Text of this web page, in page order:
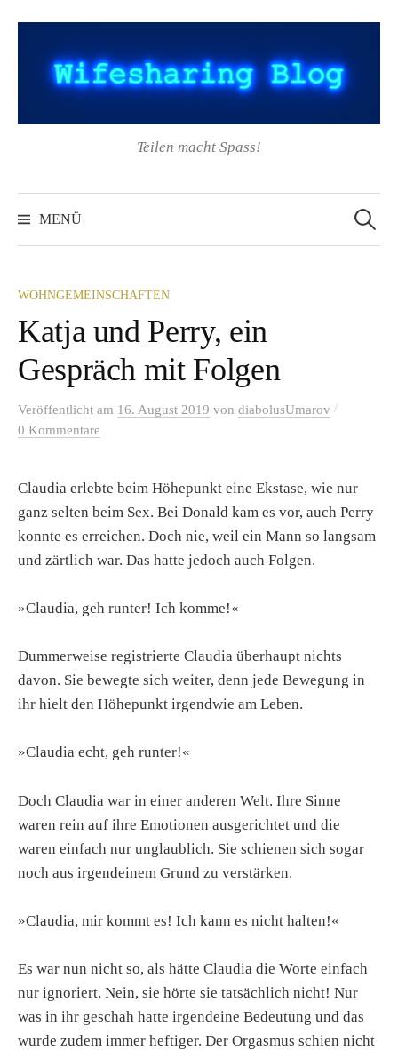
Inhalt
Teilen macht Spass!
MENÜ
nach:
WOHNGEMEINSCHAFTEN
Katja und Perry, ein
Gespräch mit Folgen
Veröffentlicht am 16. August 2019 von diabolusUmarov /
0 Kommentare
Claudia erlebte beim Höhepunkt eine Ekstase, wie nur
ganz selten beim Sex. Bei Donald kam es vor, auch Perry
konnte es erreichen. Doch nie, weil ein Mann so langsam
und zärtlich war. Das hatte jedoch auch Folgen.
»Claudia, geh runter! Ich komme!«
Dummerweise registrierte Claudia überhaupt nichts
davon. Sie bewegte sich weiter, denn jede Bewegung in
ihr hielt den Höhepunkt irgendwie am Leben.
»Claudia echt, geh runter!«
Doch Claudia war in einer anderen Welt. Ihre Sinne
waren rein auf ihre Emotionen ausgerichtet und die
waren einfach nur unglaublich. Sie schienen sich sogar
noch aus irgendeinem Grund zu verstärken.
»Claudia, mir kommt es! Ich kann es nicht halten!«
Es war nun nicht so, als hätte Claudia die Worte einfach
nur ignoriert. Nein, sie hörte sie tatsächlich nicht! Nur
was in ihr geschah hatte irgendeine Bedeutung und das
wurde zudem immer heftiger. Der Orgasmus schien nicht